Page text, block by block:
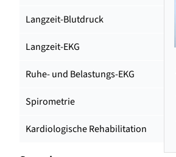
Langzeit-Blutdruck
Langzeit-EKG
Ruhe- und Belastungs-EKG
Spirometrie
Kardiologische Rehabilitation